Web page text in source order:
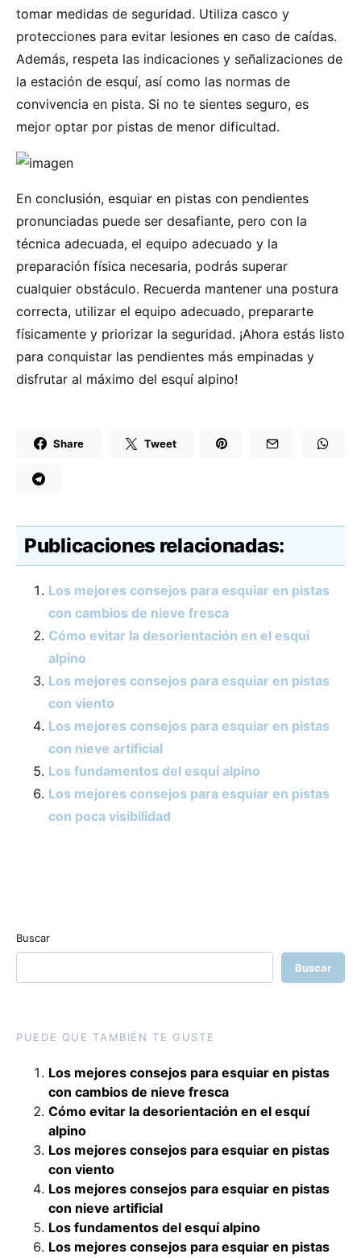
tomar medidas de seguridad. Utiliza casco y
protecciones para evitar lesiones en caso de caídas.
Además, respeta las indicaciones y señalizaciones de
la estación de esquí, así como las normas de
convivencia en pista. Si no te sientes seguro, es
mejor optar por pistas de menor dificultad.
En conclusión, esquiar en pistas con pendientes
pronunciadas puede ser desafiante, pero con la
técnica adecuada, el equipo adecuado y la
preparación física necesaria, podrás superar
cualquier obstáculo. Recuerda mantener una postura
correcta, utilizar el equipo adecuado, prepararte
físicamente y priorizar la seguridad. ¡Ahora estás listo
para conquistar las pendientes más empinadas y
disfrutar al máximo del esquí alpino!
Share Tweet
Publicaciones relacionadas:
Los mejores consejos para esquiar en pistas
con cambios de nieve fresca
Cómo evitar la desorientación en el esquí
alpino
Los mejores consejos para esquiar en pistas
con viento
Los mejores consejos para esquiar en pistas
con nieve artificial
Los fundamentos del esquí alpino
Los mejores consejos para esquiar en pistas
con poca visibilidad
Buscar
Buscar
PUEDE QUE TAMBIÉN TE GUSTE
Los mejores consejos para esquiar en pistas
con cambios de nieve fresca
Cómo evitar la desorientación en el esquí
alpino
Los mejores consejos para esquiar en pistas
con viento
Los mejores consejos para esquiar en pistas
con nieve artificial
Los fundamentos del esquí alpino
Los mejores consejos para esquiar en pistas